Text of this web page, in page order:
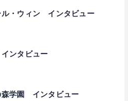
ル・ウィン インタビュー
ンタビュー
森学園 インタビュー